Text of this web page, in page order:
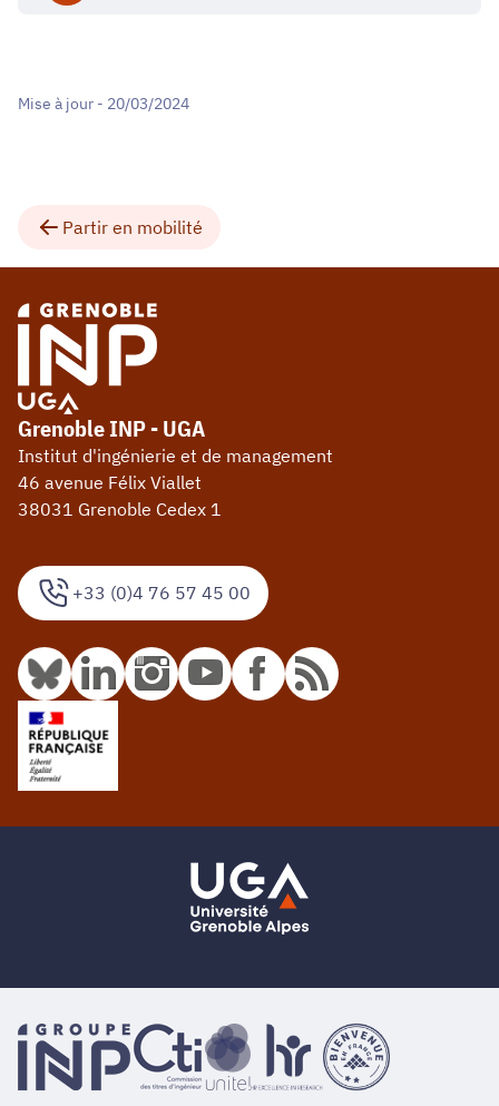
Mise à jour - 20/03/2024
Partir en mobilité
+33 (0)4 76 57 45 00
Grenoble INP - UGA
Institut d'ingénierie et de management
46 avenue Félix Viallet
38031 Grenoble Cedex 1